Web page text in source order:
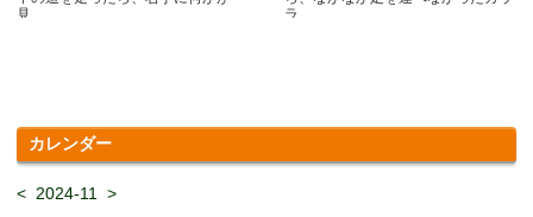
見.....
ラ.....
カレンダー
< 2024-11 >